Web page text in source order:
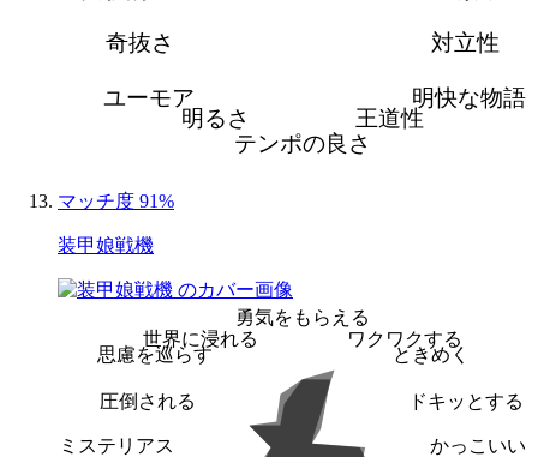
対立性
明快な物語
王道性
テンポの良さ
明るさ
ユーモア
奇抜さ
マッチ度 91%
装甲娘戦機
勇気をもらえる
ワクワクする
ときめく
ドキッとする
かっこいい
ミステリアス
圧倒される
思慮を巡らす
世界に浸れる